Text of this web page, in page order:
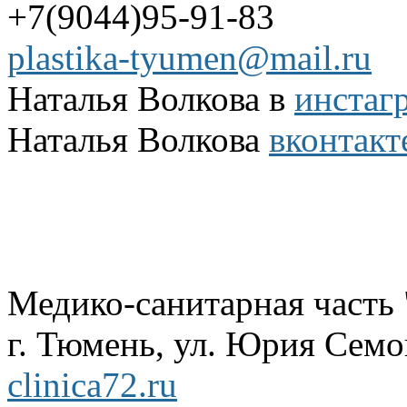
+7(9044)95-91-83
plastika-tyumen@mail.ru
Наталья Волкова в
Наталья Волкова
Медико-санитарная
г. Тюмень, ул. Юрия
clinica72.ru